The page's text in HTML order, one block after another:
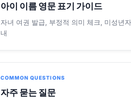
아이 이름 영문 표기 가이드
자녀 여권 발급, 부정적 의미 체크, 미성년
내
COMMON QUESTIONS
자주 묻는 질문